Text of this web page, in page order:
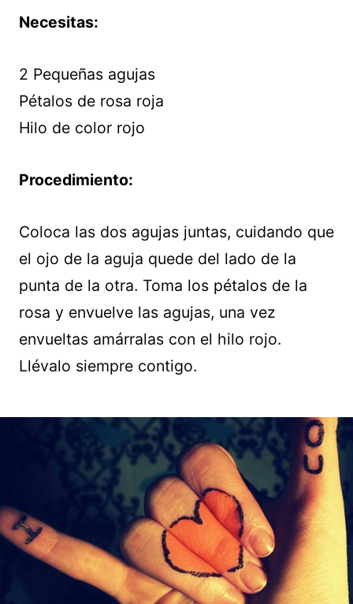
Necesitas:
2 Pequeñas agujas
Pétalos de rosa roja
Hilo de color rojo
Procedimiento:
Coloca las dos agujas juntas, cuidando que
el ojo de la aguja quede del lado de la
punta de la otra. Toma los pétalos de la
rosa y envuelve las agujas, una vez
envueltas amárralas con el hilo rojo.
Llévalo siempre contigo.